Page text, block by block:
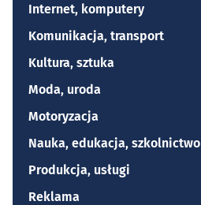
Internet, komputery
Komunikacja, transport
Kultura, sztuka
Moda, uroda
Motoryzacja
Nauka, edukacja, szkolnictwo
Produkcja, usługi
Reklama